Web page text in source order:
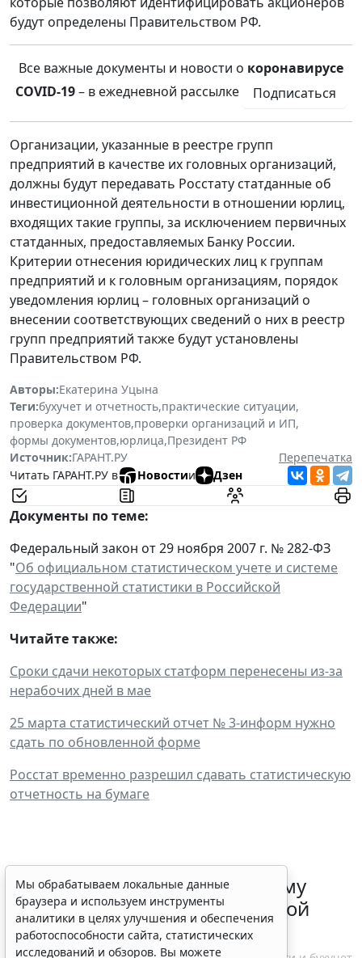
будут определены Правительством РФ.
Все важные документы и новости о коронавирусе
COVID-19– в ежедневной рассылке Подписаться
Организации, указанные в реестре групп
предприятий в качестве их головных организаций,
должны будут передавать Росстату статданные об
инвестиционной деятельности в отношении юрлиц,
входящих такие группы, за исключением первичных
статданных, предоставляемых Банку России.
Критерии отнесения юридических лиц к группам
предприятий и к головным организациям, порядок
уведомления юрлиц – головных организаций о
внесении соответствующих сведений о них в реестр
групп предприятий также будут установлены
Правительством РФ.
Авторы:Екатерина Уцына
Теги:бухучет и отчетность,практические ситуации,
проверка документов,проверки организаций и ИП,
формы документов,юрлица,Президент РФ
Источник:ГАРАНТ.РУ
Перепечатка
Читать ГАРАНТ.РУ в
Новостии Дзен
Документы по теме:
Федеральный закон от 29 ноября 2007 г. № 282-ФЗ
"Об официальном статистическом учете и системе
государственной статистики в Российской
Федерации"
Читайте также:
Сроки сдачи некоторых статформ перенесены из-за
нерабочих дней в мае
25 марта статистический отчет № 3-информ нужно
сдать по обновленной форме
Росстат временно разрешил сдавать статистическую
отчетность на бумаге
ФНС России рассказала малому
бизнесу о порядке упрощенной
ликвидации компании
Мы обрабатываем локальные данные
браузера и используем инструменты
аналитики в целях улучшения и обеспечения
работоспособности сайта, статистических
исследований и обзоров. Вы можете